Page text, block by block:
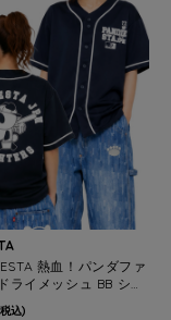
熱血！パンダファ
ライメッシュ BB シャ
MENS/WOMENS)
込)